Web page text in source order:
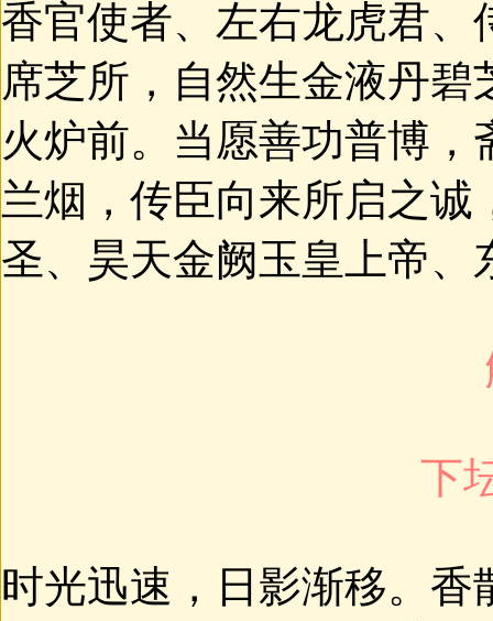
香官使者、左右龙虎君
席芝所，自然生金液丹
火炉前。当愿善功普博
兰烟，传臣向来所启之
圣、昊天金阙玉皇上帝
下
时光迅速，日影渐移。